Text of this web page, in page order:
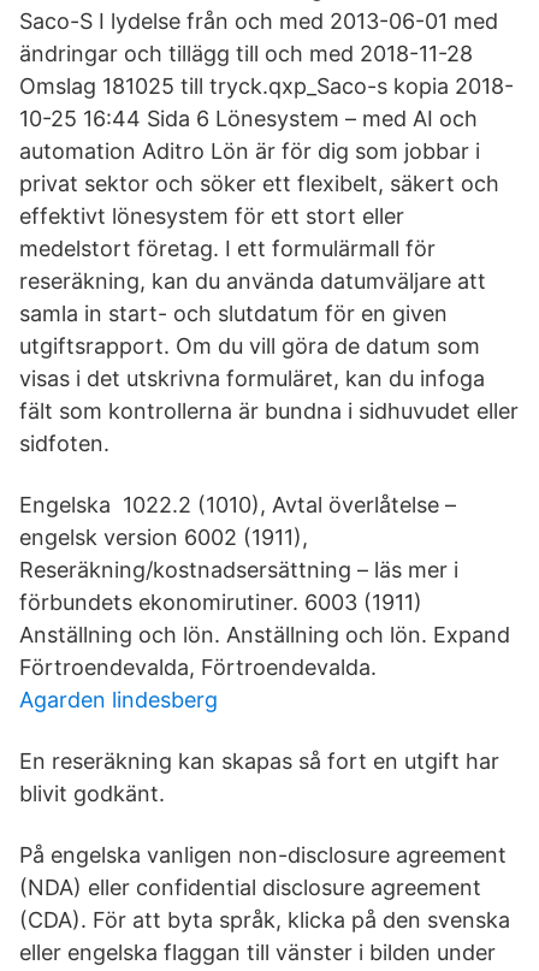
Saco-S I lydelse från och med 2013-06-01 med
ändringar och tillägg till och med 2018-11-28
Omslag 181025 till tryck.qxp_Saco-s kopia 2018-
10-25 16:44 Sida 6 Lönesystem – med AI och
automation Aditro Lön är för dig som jobbar i
privat sektor och söker ett flexibelt, säkert och
effektivt lönesystem för ett stort eller
medelstort företag. I ett formulärmall för
reseräkning, kan du använda datumväljare att
samla in start- och slutdatum för en given
utgiftsrapport. Om du vill göra de datum som
visas i det utskrivna formuläret, kan du infoga
fält som kontrollerna är bundna i sidhuvudet eller
sidfoten.
Engelska 1022.2 (1010), Avtal överlåtelse –
engelsk version 6002 (1911),
Reseräkning/kostnadsersättning – läs mer i
förbundets ekonomirutiner. 6003 (1911)
Anställning och lön. Anställning och lön. Expand
Förtroendevalda, Förtroendevalda.
Agarden lindesberg
En reseräkning kan skapas så fort en utgift har
blivit godkänt.
På engelska vanligen non-disclosure agreement
(NDA) eller confidential disclosure agreement
(CDA). För att byta språk, klicka på den svenska
eller engelska flaggan till vänster i bilden under